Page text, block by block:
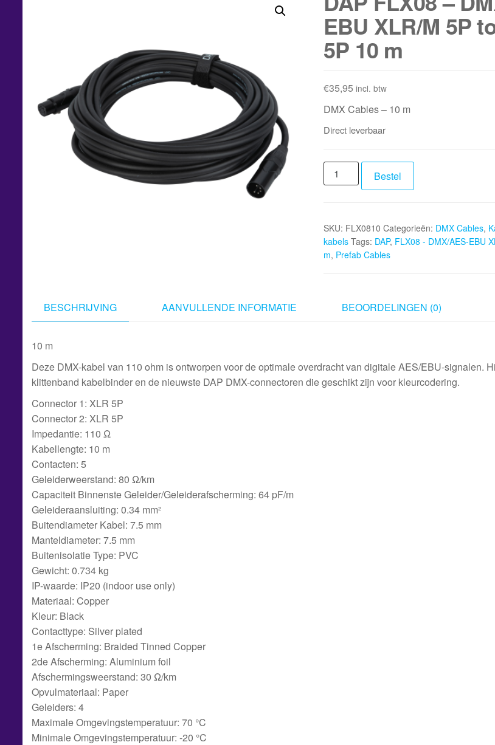
EBU XLR/M 5P
5P 10 m
€35,95 incl. btw
DMX Cables – 10 m
Direct leverbaar
DAP
FLX08
EBU
XLR/M
5P
Bestel
SKU: FLX0810 Categorieën: DMX Cables,
kabels Tags: DAP, FLX08 - DMX/AES-EBU
m, Prefab Cables
BESCHRIJVING AANVULLENDE INFORMATIE BEOORDELINGEN (0)
10 m
Deze DMX-kabel van 110 ohm is ontworpen voor de optimale overdracht van digitale AES/EBU-signalen.
klittenband kabelbinder en de nieuwste DAP DMX-connectoren die geschikt zijn voor kleurcodering.
Connector 1: XLR 5P
Connector 2: XLR 5P
Impedantie: 110 Ω
Kabellengte: 10 m
Contacten: 5
Geleiderweerstand: 80 Ω/km
Capaciteit Binnenste Geleider/Geleiderafscherming: 64 pF/m
Geleideraansluiting: 0.34 mm²
Buitendiameter Kabel: 7.5 mm
Manteldiameter: 7.5 mm
Buitenisolatie Type: PVC
Gewicht: 0.734 kg
IP-waarde: IP20 (indoor use only)
Materiaal: Copper
Kleur: Black
Contacttype: Silver plated
1e Afscherming: Braided Tinned Copper
2de Afscherming: Aluminium foil
Afschermingsweerstand: 30 Ω/km
Opvulmateriaal: Paper
Geleiders: 4
Maximale Omgevingstemperatuur: 70 °C
Minimale Omgevingstemperatuur: -20 °C